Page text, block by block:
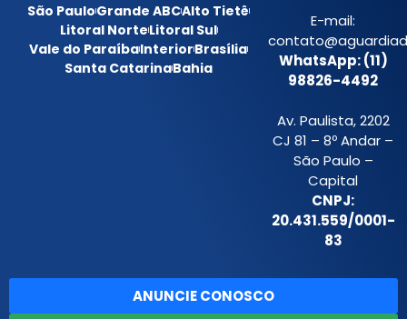
São PauloGrande ABCAlto Tietê
Litoral NorteLitoral Sul
Vale do ParaíbaInteriorBrasília
Santa CatarinaBahia
E-mail:
WhatsApp: (11)
98826-4492
Av. Paulista, 2202
CJ 81 – 8º Andar –
São Paulo –
Capital
CNPJ:
20.431.559/0001-
83
ANUNCIE CONOSCO